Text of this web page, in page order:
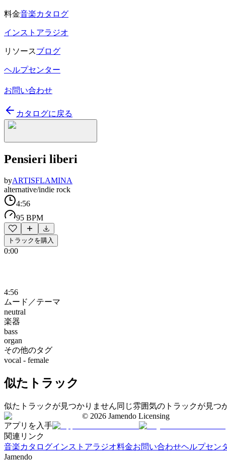
料金音楽カタログ
インストアラジオ
リソースブログ
ヘルプセンター
お問い合わせ
カタログに戻る
Pensieri liberi
byARTISFLAMINA
alternative/indie rock
4:56
95 BPM
トラックを購入
0:00
4:56
ムード／テーマ
neutral
楽器
bass
organ
その他のタグ
vocal - female
似たトラック
似たトラックが見つかりません同じ雰囲気のトラックが見つ
© 2026 Jamendo Licensing
アプリを入手
関連リンク
音楽カタログインストアラジオ料金お問い合わせヘルプセン
Jamendo